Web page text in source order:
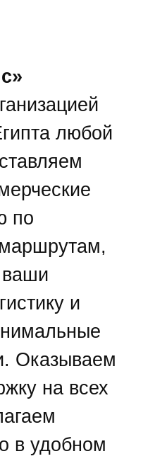
любой
по
ваши
и
Оказываем
на всех
в удобном